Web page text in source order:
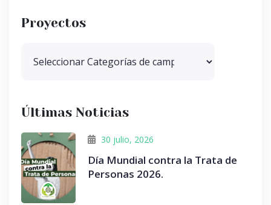
Proyectos
Últimas Noticias
30 julio, 2026
Día Mundial contra la Trata de
Personas 2026.